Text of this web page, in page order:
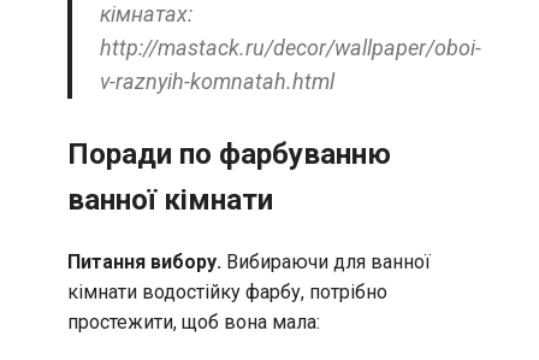
кімнатах:
http://mastack.ru/decor/wallpaper/oboi-
v-raznyih-komnatah.html
Поради по фарбуванню
ванної кімнати
Питання вибору. Вибираючи для ванної
кімнати водостійку фарбу, потрібно
простежити, щоб вона мала: